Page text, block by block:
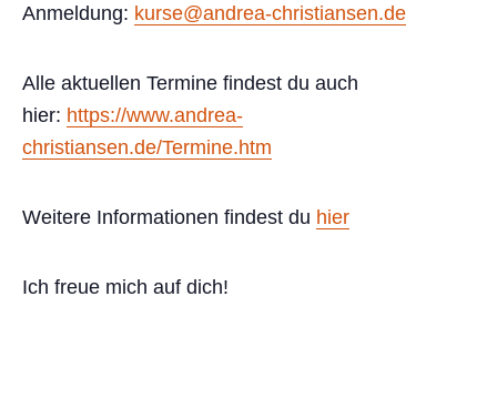
Anmeldung: kurse@andrea-christiansen.de
Alle aktuellen Termine findest du auch
hier: https://www.andrea-
christiansen.de/Termine.htm
Weitere Informationen findest du hier
Ich freue mich auf dich!